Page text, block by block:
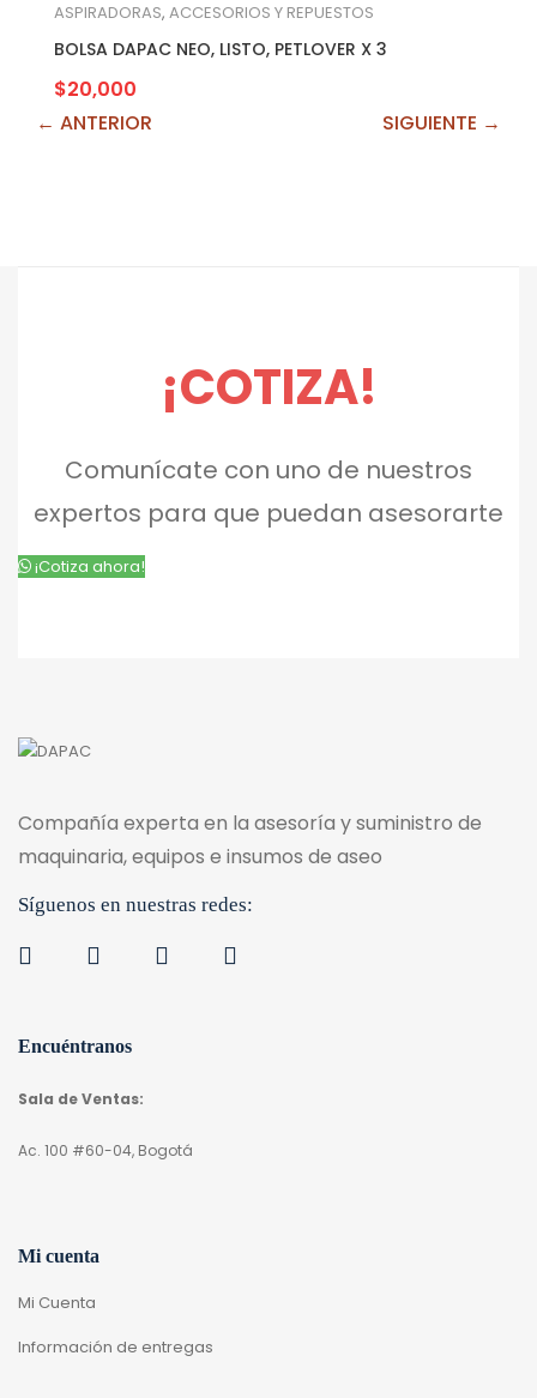
ASPIRADORAS, ACCESORIOS Y REPUESTOS
BOLSA DAPAC NEO, LISTO, PETLOVER X 3
$20,000
← ANTERIOR
SIGUIENTE →
¡COTIZA!
Comunícate con uno de nuestros
expertos para que puedan asesorarte
¡Cotiza ahora!
Compañía experta en la asesoría y suministro de
maquinaria, equipos e insumos de aseo
Síguenos en nuestras redes:
Encuéntranos
Sala de Ventas:
Ac. 100 #60-04, Bogotá
Mi cuenta
Mi Cuenta
Información de entregas